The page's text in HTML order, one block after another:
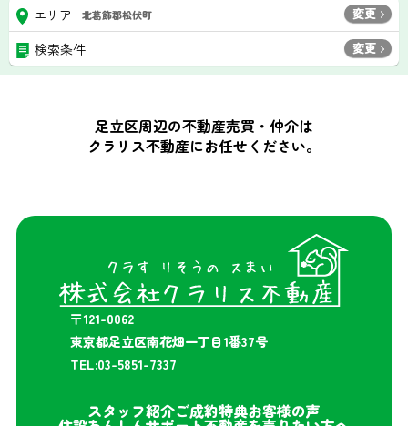
エリア 北葛飾郡松伏町 変更
検索条件 変更
足立区周辺の不動産売買・仲介は
クラリス不動産にお任せください。
〒121-0062
東京都足立区南花畑一丁目1番37号
TEL:03-5851-7337
スタッフ紹介ご成約特典お客様の声